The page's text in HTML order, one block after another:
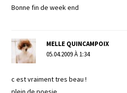
Bonne fin de week end
MELLE QUINCAMPOIX
05.04.2009 À 1:34
c est vraiment tres beau !